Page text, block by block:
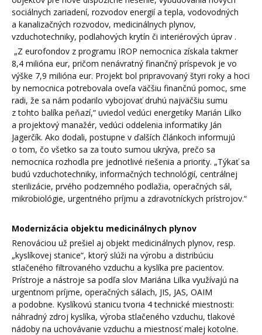
sociálnych zariadení, rozvodov energií a tepla, vodovodných
a kanalizačných rozvodov, medicinálnych plynov,
vzduchotechniky, podlahových krytín či interiérových úprav .
„Z eurofondov z programu IROP nemocnica získala takmer
8,4 milióna eur, pričom nenávratný finančný príspevok je vo
výške 7,9 milióna eur. Projekt bol pripravovaný štyri roky a hoci
by nemocnica potrebovala oveľa väčšiu finančnú pomoc, sme
radi, že sa nám podarilo vybojovať druhú najväčšiu sumu
z tohto balíka peňazí,“ uviedol vedúci energetiky Marián Lilko
a projektový manažér, vedúci oddelenia informatiky Ján
Jagerčík. Ako dodali, postupne v ďalších článkoch informujú
o tom, čo všetko sa za touto sumou ukrýva, prečo sa
nemocnica rozhodla pre jednotlivé riešenia a priority. „Týkať sa
budú vzduchotechniky, informačných technológií, centrálnej
sterilizácie, prvého podzemného podlažia, operačných sál,
mikrobiológie, urgentného príjmu a zdravotníckych prístrojov.“
Modernizácia objektu medicinálnych plynov
Renováciou už prešiel aj objekt medicinálnych plynov, resp.
„kyslíkovej stanice“, ktorý slúži na výrobu a distribúciu
stlačeného filtrovaného vzduchu a kyslíka pre pacientov.
Prístroje a nástroje sa podľa slov Mariána Lilka využívajú na
urgentnom príjme, operačných sálach, JIS, JAS, OAIM
a podobne. Kyslíkovú stanicu tvoria 4 technické miestnosti:
náhradný zdroj kyslíka, výroba stlačeného vzduchu, tlakové
nádoby na uchovávanie vzduchu a miestnosť malej kotolne.